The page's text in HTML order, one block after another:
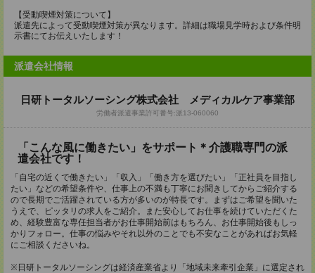
【受動喫煙対策について】
派遣先によって受動喫煙対策が異なります。詳細は職場見学時および条件明
示書にてお伝えいたします！
派遣会社情報
日研トータルソーシング株式会社 メディカルケア事業部
労働者派遣事業許可番号:派13-060060
「こんな風に働きたい」をサポート＊介護職専門の派
遣会社です！
「自宅の近くで働きたい」「収入」「働き方を選びたい」「正社員を目指し
たい」などの希望条件や、仕事上の不満も丁寧にお聞きしてからご紹介する
ので長期でご活躍されている方が多いのが特長です。まずはご希望を聞いた
うえで、ピッタリの求人をご紹介。また安心してお仕事を続けていただくた
め、経験豊富な専任担当者がお仕事開始前はもちろん、お仕事開始後もしっ
かりフォロー。仕事の悩みやそれ以外のことでも不安なことがあればお気軽
にご相談くださいね。
※日研トータルソーシングは経済産業省より「地域未来牽引企業」に選定され